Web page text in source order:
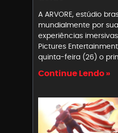
A ARVORE, estúdio
mundialmente por
experiências
Pictures
quinta-feira (26) o
Continue Lendo »